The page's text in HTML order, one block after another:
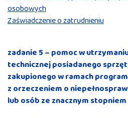
osobowych
Zaświadczenie o zatrudnieniu
zadanie 5 – pomoc w
technicznej posiadanego
zakupionego w ramach
z orzeczeniem o
lub osób ze znacznym